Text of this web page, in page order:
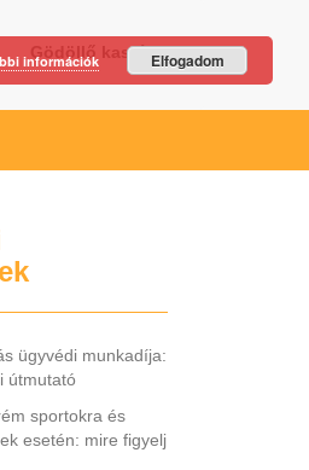
Gödöllő kastély
ügyvédi munkadíja:
útmutató
sportokra és
esetén: mire figyelj
információk Elfogadom